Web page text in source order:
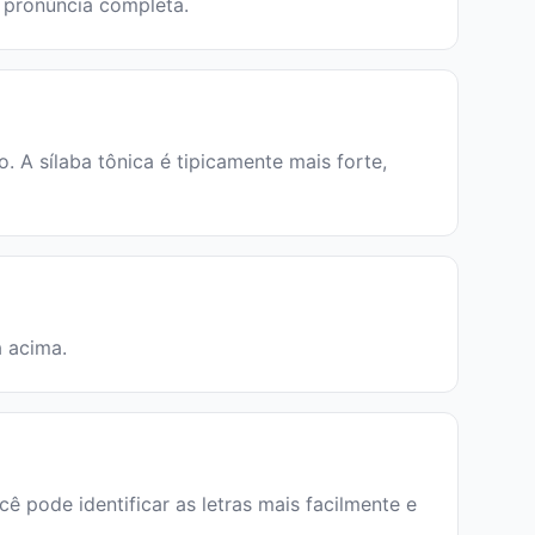
completa.
A sílaba tônica é tipicamente mais forte,
acima.
pode identificar as letras mais facilmente e